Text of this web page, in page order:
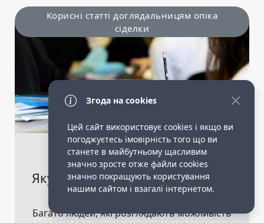
Корисні статті доглядальницям опіка
сіделки
1 year ago 1.8K
Яку освіту повинен мати опікун
літньої людини?
Багато людей, які розглядають можливість
Згода на cookies
Цей сайт використовує cookies і якщо ви
погоджуєтесь імовірність того що ви
станете в майбутньому щасливим
значно зросте отже файли cookies
значно покращують користування
нашим сайтом і взагалі інтернетом.